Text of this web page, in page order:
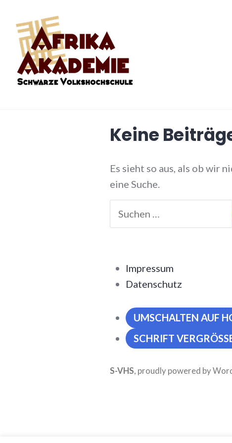
Inhalt
springen
Keine
Es sieht so aus, als ob wir
eine Suche.
Impressum
Datenschutz
UMSCHALTEN AUF
SCHRIFT
S-VHS, proudly powered by